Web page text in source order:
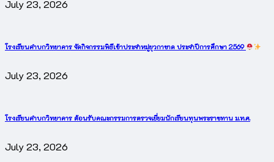
July 23, 2026
โรงเรียนคำบกวิทยาคาร จัดกิจกรรมพิธีเข้าประจำหมู่ยุวกาชาด ประจำปีการศึกษา 2569
July 23, 2026
โรงเรียนคำบกวิทยาคาร ต้อนรับคณะกรรมการตรวจเยี่ยมนักเรียนทุนพระราชทาน ม.ท.ศ.
July 23, 2026